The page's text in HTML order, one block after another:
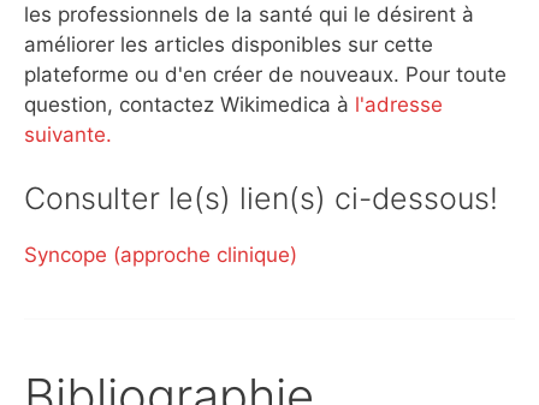
les professionnels de la santé qui le désirent à
améliorer les articles disponibles sur cette
plateforme ou d'en créer de nouveaux. Pour toute
question, contactez Wikimedica à l'adresse
suivante.
Consulter le(s) lien(s) ci-dessous!
Syncope (approche clinique)